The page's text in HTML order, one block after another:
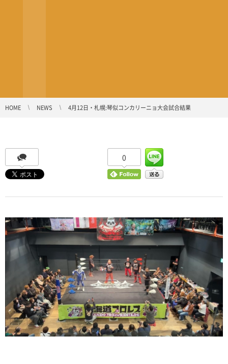
HOME NEWS 4月12日・札幌:琴似コンカリーニョ大会試合結果
0